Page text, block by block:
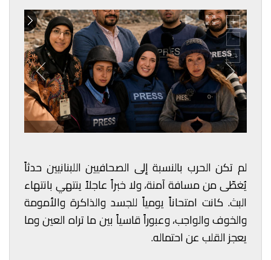
لم تكن الحرب بالنسبة إلى الصحافيين اللبنانيين حدثاً
يُغطّى من مسافة آمنة، ولا خبراً عاجلاً ينتهي بانتهاء
البث. كانت امتحاناً يومياً للجسد والذاكرة والأمومة
والخوف والواجب، وعبوراً قاسياً بين ما تراه العين وما
يعجز القلب عن احتماله.